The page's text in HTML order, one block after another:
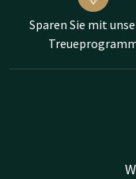
Sparen Sie mit